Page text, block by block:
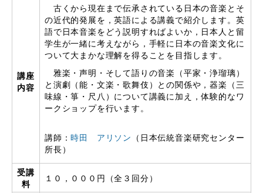
講座
内容
古くから現在まで伝承されている日本の音楽とそ
の近代的発展を，英語による講義で紹介します。英
語で日本音楽をどう説明すればよいか，日本人と留
学生が一緒に考えながら，手軽に日本の音楽文化に
ついて大まかな理解を得ることを目指します。
雅楽・声明・そして語りの音楽（平家・浄瑠璃）
と演劇（能・文楽・歌舞伎）との関係や，器楽（三
味線・箏・尺八）について講義に加え，体験的なワ
ークショップを行います。
講師： 時田 アリソン
（日本伝統音楽研究センター
所長）
受講
料
１０，０００円（全３回分）